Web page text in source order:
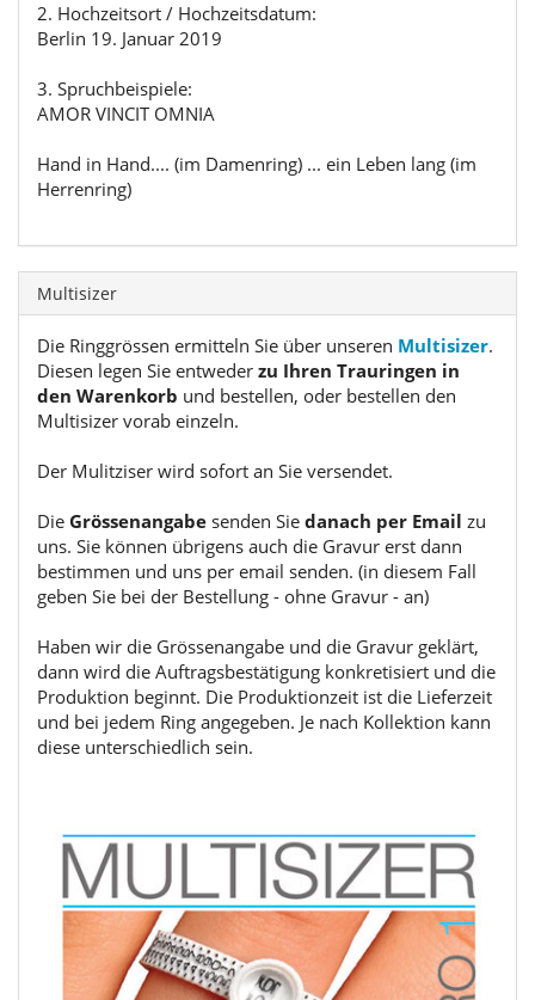
2. Hochzeitsort / Hochzeitsdatum:
Berlin 19. Januar 2019
3. Spruchbeispiele:
AMOR VINCIT OMNIA
Hand in Hand.... (im Damenring) ... ein Leben lang (im
Herrenring)
Multisizer
Die Ringgrössen ermitteln Sie über unseren Multisizer.
Diesen legen Sie entweder zu Ihren Trauringen in
den Warenkorb und bestellen, oder bestellen den
Multisizer vorab einzeln.
Der Mulitziser wird sofort an Sie versendet.
Die Grössenangabe senden Sie danach per Email zu
uns. Sie können übrigens auch die Gravur erst dann
bestimmen und uns per email senden. (in diesem Fall
geben Sie bei der Bestellung - ohne Gravur - an)
Haben wir die Grössenangabe und die Gravur geklärt,
dann wird die Auftragsbestätigung konkretisiert und die
Produktion beginnt. Die Produktionzeit ist die Lieferzeit
und bei jedem Ring angegeben. Je nach Kollektion kann
diese unterschiedlich sein.